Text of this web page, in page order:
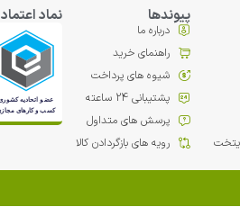
پیوندها
درباره ما
راهنمای خرید
شیوه های پرداخت
پشتیبانی 24 ساعته
پرسش های متداول
رویه های بازگردادن کالا
نماد اعتماد